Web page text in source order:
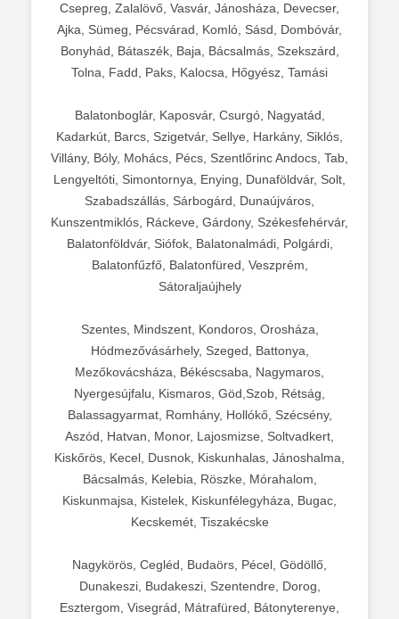
Csepreg, Zalalövő, Vasvár, Jánosháza, Devecser,
Ajka, Sümeg, Pécsvárad, Komló, Sásd, Dombóvár,
Bonyhád, Bátaszék, Baja, Bácsalmás, Szekszárd,
Tolna, Fadd, Paks, Kalocsa, Hőgyész, Tamási
Balatonboglár, Kaposvár, Csurgó, Nagyatád,
Kadarkút, Barcs, Szigetvár, Sellye, Harkány, Siklós,
Villány, Bóly, Mohács, Pécs, Szentlőrinc Andocs, Tab,
Lengyeltóti, Simontornya, Enying, Dunaföldvár, Solt,
Szabadszállás, Sárbogárd, Dunaújváros,
Kunszentmiklós, Ráckeve, Gárdony, Székesfehérvár,
Balatonföldvár, Siófok, Balatonalmádi, Polgárdi,
Balatonfűzfő, Balatonfüred, Veszprém,
Sátoraljaújhely
Szentes, Mindszent, Kondoros, Orosháza,
Hódmezővásárhely, Szeged, Battonya,
Mezőkovácsháza, Békéscsaba, Nagymaros,
Nyergesújfalu, Kismaros, Göd,Szob, Rétság,
Balassagyarmat, Romhány, Hollókő, Szécsény,
Aszód, Hatvan, Monor, Lajosmizse, Soltvadkert,
Kiskőrös, Kecel, Dusnok, Kiskunhalas, Jánoshalma,
Bácsalmás, Kelebia, Röszke, Mórahalom,
Kiskunmajsa, Kistelek, Kiskunfélegyháza, Bugac,
Kecskemét, Tiszakécske
Nagykörös, Cegléd, Budaörs, Pécel, Gödöllő,
Dunakeszi, Budakeszi, Szentendre, Dorog,
Esztergom, Visegrád, Mátrafüred, Bátonyterenye,